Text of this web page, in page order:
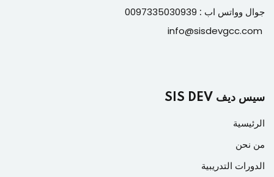
جوال وواتس اب :
info@sisdevgcc.com
سيس ديف SIS DEV
الرئيسية
من نحن
الدورات التدريبية